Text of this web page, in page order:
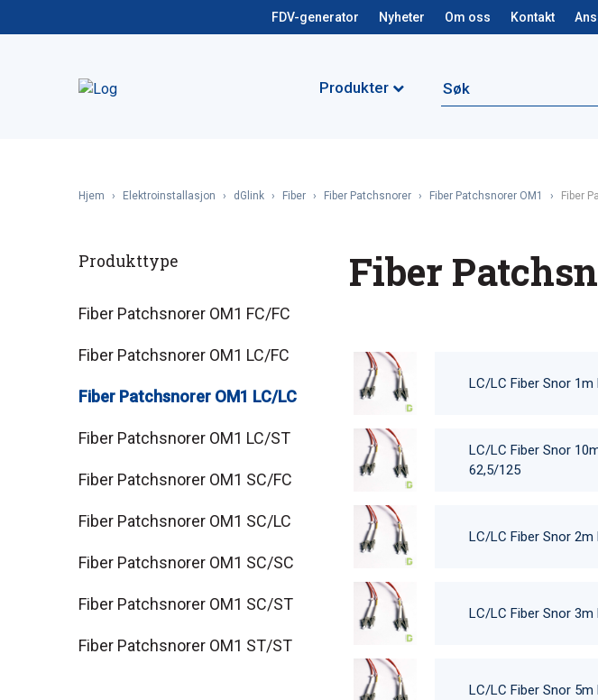
FDV-generator Nyheter Om oss Kontakt
Produkter
Hjem › Elektroinstallasjon › dGlink › Fiber › Fiber Patchsnorer › Fiber Patchsnorer OM1 › Fiber
Produkttype
Fiber Patchsnorer OM1 FC/FC
Fiber Patchsnorer OM1 LC/FC
Fiber Patchsnorer OM1 LC/LC
Fiber Patchsnorer OM1 LC/ST
Fiber Patchsnorer OM1 SC/FC
Fiber Patchsnorer OM1 SC/LC
Fiber Patchsnorer OM1 SC/SC
Fiber Patchsnorer OM1 SC/ST
Fiber Patchsnorer OM1 ST/ST
Fiber
LC/LC Fiber Snor 1m
LC/LC Fiber Snor
62,5/125
LC/LC Fiber Snor 2m
LC/LC Fiber Snor 3m
LC/LC Fiber Snor 5m